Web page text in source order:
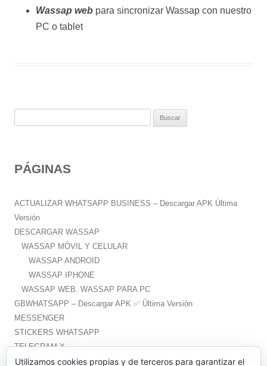
Wassap web para sincronizar Wassap con nuestro
PC o tablet
a
:
PÁGINAS
ACTUALIZAR WHATSAPP BUSINESS – Descargar APK Última
Versión
DESCARGAR WASSAP
WASSAP MÓVIL Y CELULAR
WASSAP ANDROID
WASSAP IPHONE
WASSAP WEB. WASSAP PARA PC
GBWHATSAPP – Descargar APK ✅️ Última Versión
MESSENGER
STICKERS WHATSAPP
TELEGRAM X
WHATSAPP PLUS – Descargar APK ✅️ Última Versión
Utilizamos cookies propias y de terceros para garantizar el